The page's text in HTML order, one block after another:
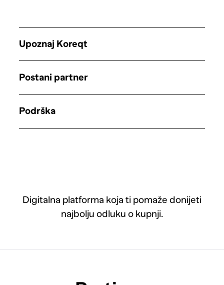
Digitalna platforma koja ti pomaže donijeti
najbolju odluku o kupnji.
Upoznaj Koreqt
Postani partner
Podrška